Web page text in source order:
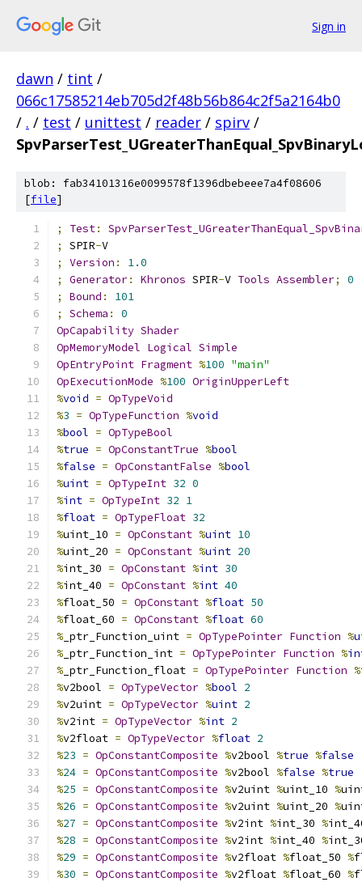
Sign in
dawn / tint /
066c17585214eb705d2f48b56b864c2f5a2164b0
/ . / test / unittest / reader / spirv /
blob: fab34101316e0099578f1396dbebeee7a4f08606
[file]
; Test:
;
SPIR-V
;
Version :
1.0
;
Generator: Khronos SPIR-V Tools Assembler;
0
;
Bound :
101
;
Schema :
0
OpCapability Shader
OpMemoryModel Logical Simple
OpEntryPoint Fragment %100 "main"
OpExecutionMode %100 OriginUpperLeft
%void = OpTypeVoid
%3 = OpTypeFunction %void
%bool = OpTypeBool
%true = OpConstantTrue %bool
%false = OpConstantFalse %bool
%uint = OpTypeInt 32 0
%int = OpTypeInt 32 1
%float = OpTypeFloat 32
%uint_10 = OpConstant %uint 10
%uint_20 = OpConstant %uint 20
%int_30 = OpConstant %int 30
%int_40 = OpConstant %int 40
%float_50 = OpConstant %float 50
%float_60 = OpConstant %float 60
% _ptr_Function_uint = OpTypePointer Function %
% _ptr_Function_int = OpTypePointer Function %
% _ptr_Function_float = OpTypePointer Function %
%v2bool = OpTypeVector %bool 2
%v2uint = OpTypeVector %uint 2
%v2int = OpTypeVector %int 2
%v2float = OpTypeVector %float 2
%23 = OpConstantComposite %v2bool %true %false
%24 = OpConstantComposite %v2bool %false %true
%25 = OpConstantComposite %v2uint %uint_10 %
%26 = OpConstantComposite %v2uint %uint_20 %
%27 = OpConstantComposite %v2int %int_30 %
%28 = OpConstantComposite %v2int %int_40 %
%29 = OpConstantComposite %v2float %float_50 %
%30 = OpConstantComposite %v2float %float_60 %